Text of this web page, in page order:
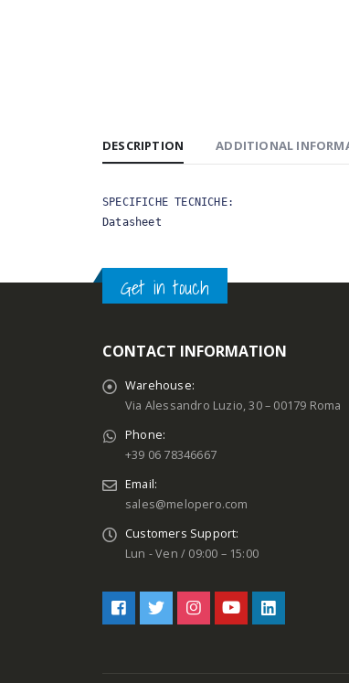
DESCRIPTION ADDITIONAL
Datasheet
Get in touch
CONTACT INFORMATION
Warehouse:
Via Alessandro Luzio, 30 – 00179 Roma
Phone:
+39 06 78346667
Email:
sales@melopero.com
Customers Support:
Lun - Ven / 09:00 – 15:00